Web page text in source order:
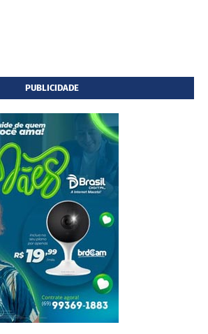
PUBLICIDADE